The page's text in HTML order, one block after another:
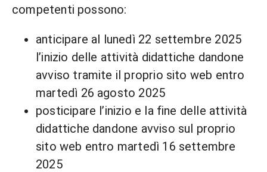
competenti possono:
anticipare al lunedì 22 settembre 2025
l’inizio delle attività didattiche dandone
avviso tramite il proprio sito web entro
martedì 26 agosto 2025
posticipare l’inizio e la fine delle attività
didattiche dandone avviso sul proprio
sito web entro martedì 16 settembre
2025